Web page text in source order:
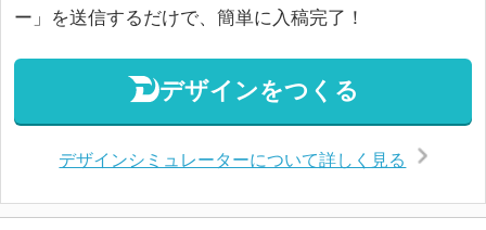
ー」を送信するだけで、簡単に入稿完了！
デザインをつくる
デザインシミュレーターについて詳しく見る